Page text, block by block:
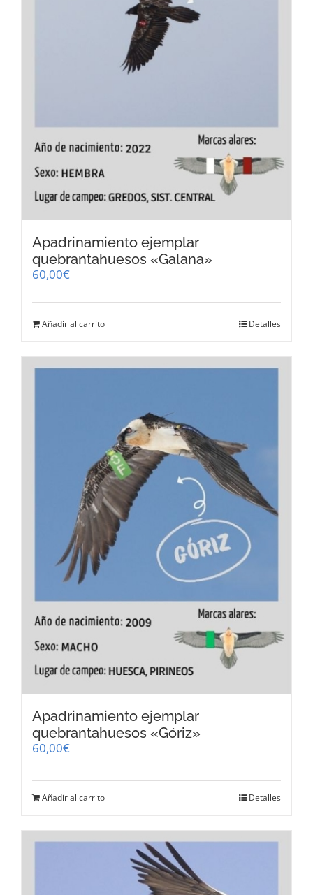
Apadrinamiento ejemplar
quebrantahuesos «Galana»
60,00€
Añadir al carrito Detalles
Apadrinamiento ejemplar
quebrantahuesos «Góriz»
60,00€
Añadir al carrito Detalles